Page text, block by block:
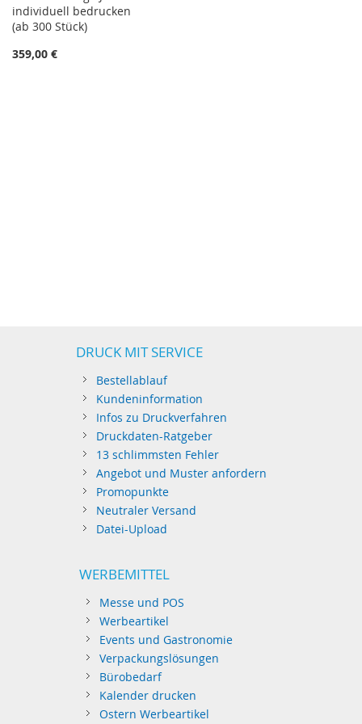
individuell bedrucken
(ab 300 Stück)
359,00 €
DRUCK MIT SERVICE
Bestellablauf
Kundeninformation
Infos zu Druckverfahren
Druckdaten-Ratgeber
13 schlimmsten Fehler
Angebot und Muster anfordern
Promopunkte
Neutraler Versand
Datei-Upload
WERBEMITTEL
Messe und POS
Werbeartikel
Events und Gastronomie
Verpackungslösungen
Bürobedarf
Kalender drucken
Ostern Werbeartikel